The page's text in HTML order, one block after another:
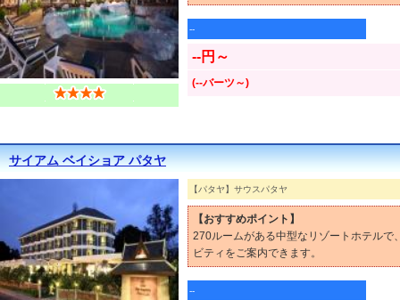
--
--円～
(--バーツ～)
サイアム ベイショア パタヤ
【パタヤ】サウスパタヤ
【おすすめポイント】
270ルームがある中型なリゾートホテルで
ビティをご案内できます。
--